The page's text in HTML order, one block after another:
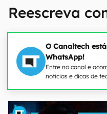
Reescreva
O Canaltech
WhatsApp!
Entre no canal e
notícias e dicas de